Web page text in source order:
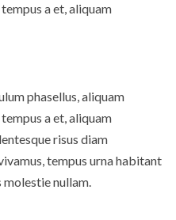
a et, aliquam
phasellus, aliquam
a et, aliquam
risus diam
tempus urna habitant
molestie nullam.